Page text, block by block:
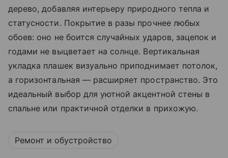
дерево, добавляя интерьеру природного тепла и
статусности. Покрытие в разы прочнее любых
обоев: оно не боится случайных ударов, зацепок и
годами не выцветает на солнце. Вертикальная
укладка плашек визуально приподнимает потолок,
а горизонтальная — расширяет пространство. Это
идеальный выбор для уютной акцентной стены в
спальне или практичной отделки в прихожую.
Ремонт и обустройство